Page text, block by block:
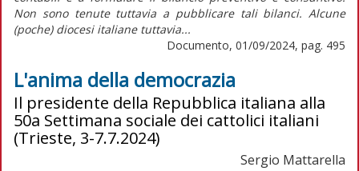
Non sono tenute tuttavia a pubblicare tali bilanci. Alcune
(poche) diocesi italiane tuttavia...
Documento, 01/09/2024, pag. 495
L'anima della democrazia
Il presidente della Repubblica italiana alla
50a Settimana sociale dei cattolici italiani
(Trieste, 3-7.7.2024)
Sergio Mattarella